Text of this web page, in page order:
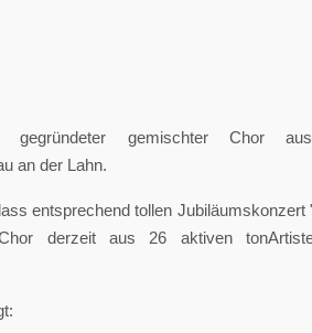
gemischter Chor aus
an der Lahn.
entsprechend tollen
Chor derzeit aus 26 aktiven